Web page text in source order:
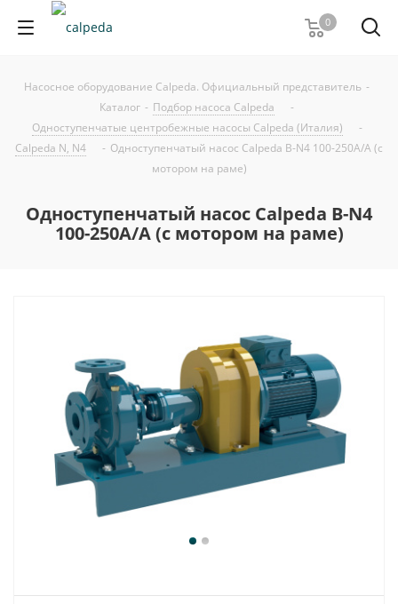
0
Насосное оборудование Calpeda. Официальный представитель -
Каталог - Подбор насоса Calpeda
-
Одноступенчатые центробежные насосы Calpeda (Италия)
-
Calpeda N, N4
- Одноступенчатый насос Calpeda B-N4 100-250A/A (с
мотором на раме)
Одноступенчатый насос Calpeda B-N4
100-250A/A (с мотором на раме)